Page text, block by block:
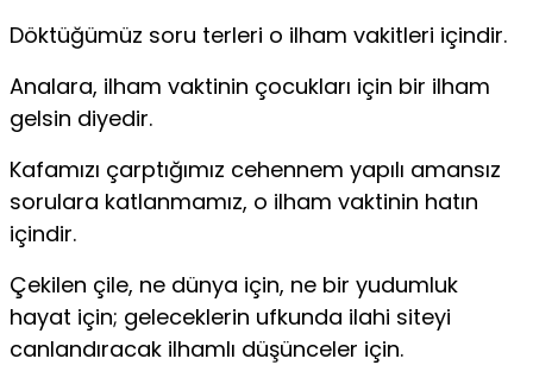
Döktüğümüz soru terleri o ilham vakitleri içindir.
Analara, ilham vaktinin çocukları için bir ilham
gel­sin diyedir.
Kafamızı çarptığımız cehennem yapılı amansız
soru­lara katlanmamız, o ilham vaktinin hatın
içindir.
Çekilen çile, ne dünya için, ne bir yudumluk
hayat için; geleceklerin ufkunda ilahi siteyi
canlandıracak ilhamlı düşünceler için.